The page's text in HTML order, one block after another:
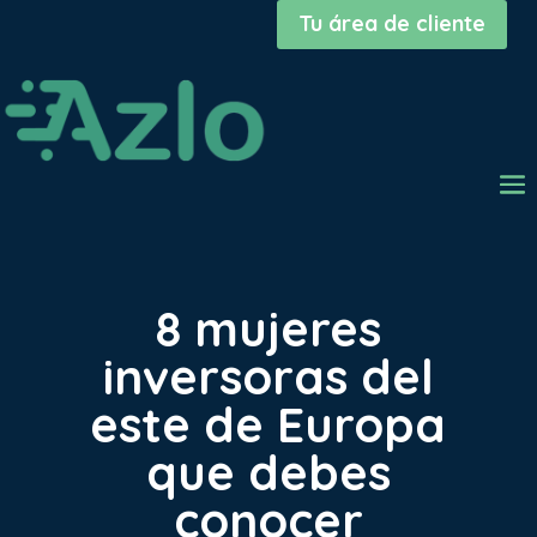
Tu área de cliente
8 mujeres
inversoras del
este de Europa
que debes
conocer